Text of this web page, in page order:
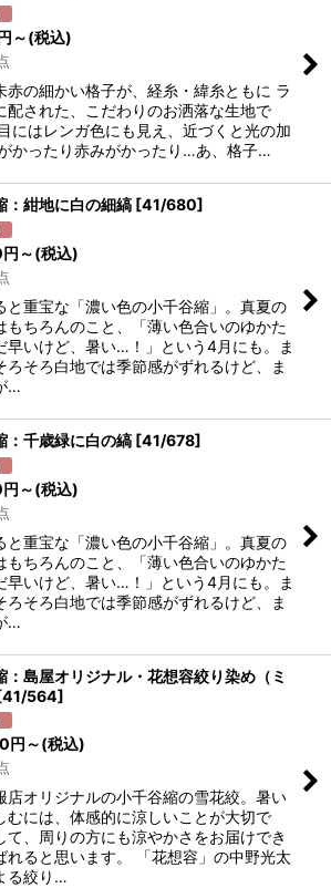
～(税込)
赤の細かい格子が、経糸・緯糸ともに ラ
配された、こだわりのお洒落な生地で
にはレンガ色にも見え、近づくと光の加
かったり赤みがかったり…あ、格子…
：紺地に白の細縞 [41/680]
円 ～(税込)
と重宝な「濃い色の小千谷縮」。真夏の
もちろんのこと、「薄い色合いのゆかた
早いけど、暑い…！」という4月にも。ま
ろそろ白地では季節感がずれるけど、ま
…
：千歳緑に白の縞 [41/678]
円 ～(税込)
と重宝な「濃い色の小千谷縮」。真夏の
もちろんのこと、「薄い色合いのゆかた
早いけど、暑い…！」という4月にも。ま
ろそろ白地では季節感がずれるけど、ま
…
：島屋オリジナル・花想容絞り染め（ミ
41/564]
円 ～(税込)
店オリジナルの小千谷縮の雪花絞。暑い
むには、体感的に涼しいことが大切で
て、周りの方にも涼やかさをお届けでき
れると思います。 「花想容」の中野光太
る絞り…